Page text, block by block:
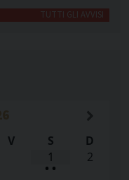
TUTTI GLI AVVISI
V S
D
1
• •
2